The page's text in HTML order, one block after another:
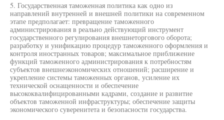
5. Государственная таможенная политика как одно из
направлений внутренней и внешней политики на современном
этапе предполагает: превращение таможенного
администрирования в реально действующий инструмент
государственного регулирования внешнеторгового оборота;
разработку и унификацию процедур таможенного оформления и
контроля иностранных товаров; максимальное приближение
функций таможенного администрирования к потребностям
субъектов внешнеэкономических отношений; расширение и
укрепление системы таможенных органов, усиление их
технической оснащенности и обеспечение
высококвалифицированными кадрами, создание и развитие
объектов таможенной инфраструктуры; обеспечение защиты
экономического суверенитета и безопасности государства.